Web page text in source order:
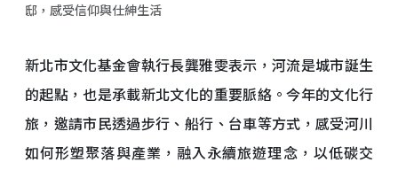
邸，感受信仰與仕紳生活
新北市文化基金會執行長龔雅雯表示，河流是城市誕生
的起點，也是承載新北文化的重要脈絡。今年的文化行
旅，邀請市民透過步行、船行、台車等方式，感受河川
如何形塑聚落與產業，融入永續旅遊理念，以低碳交